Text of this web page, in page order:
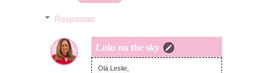
Respostas
Lulu on the sky
quarta-feira, agosto 04, 2021
Olá Leslie,